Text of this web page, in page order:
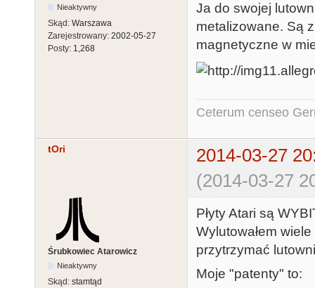
Nieaktywny
Skąd: Warszawa
Zarejestrowany: 2002-05-27
Posty: 1,268
Ja do swojej
metalizowane. Są
magnetyczne w
Ceterum censeo
tOri
2014-03-27
(2014-03-27
Śrubkowiec Atarowicz
Nieaktywny
Skąd: stamtąd
Płyty Atari są
Wylutowałem
przytrzymać
Moje "patenty" to: